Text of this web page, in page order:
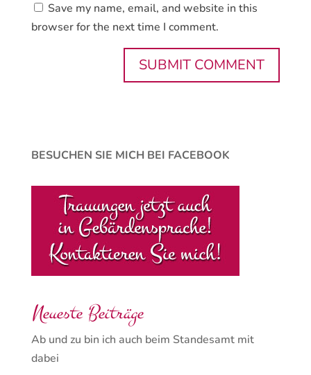
Save my name, email, and website in this
browser for the next time I comment.
BESUCHEN SIE MICH BEI FACEBOOK
Neueste Beiträge
Ab und zu bin ich auch beim Standesamt mit
dabei